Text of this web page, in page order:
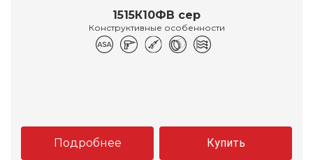
1515К10ФВ сер
Конструктивные особенности
Подробнее Купить